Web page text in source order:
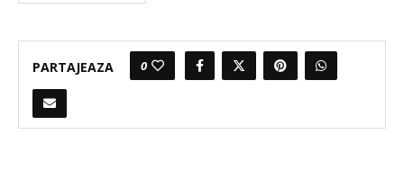
PARTAJEAZA 0